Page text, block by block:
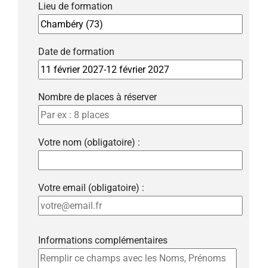
Lieu de formation
Date de formation
Nombre de places à réserver
Votre nom (obligatoire) :
Votre email (obligatoire) :
Informations complémentaires